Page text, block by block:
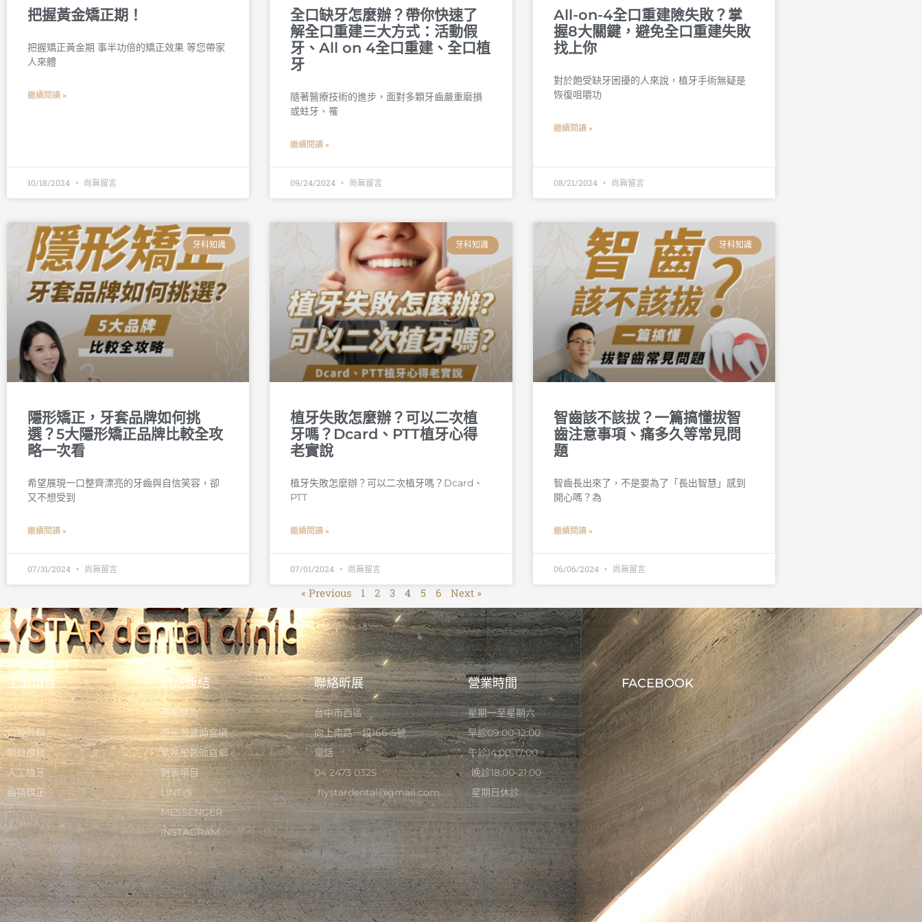
把握黃金矯正期！
把握矯正黃金期 事半功倍的矯正效果 等您帶家
人來體
繼續閱讀 »
10/18/2024 尚無留言
全口缺牙怎麼辦？帶你快速了
解全口重建三大方式：活動假
牙、All on 4全口重建、全口植
牙
隨著醫療技術的進步，面對多顆牙齒嚴重磨損
或蛀牙、罹
繼續閱讀 »
09/24/2024 尚無留言
All-on-4全口重建險失敗？掌
握8大關鍵，避免全口重建失敗
找上你
對於飽受缺牙困擾的人來說，植牙手術無疑是
恢復咀嚼功
繼續閱讀 »
08/21/2024 尚無留言
牙科知識
隱形矯正，牙套品牌如何挑
選？5大隱形矯正品牌比較全攻
略一次看
希望展現一口整齊漂亮的牙齒與自信笑容，卻
又不想受到
繼續閱讀 »
07/31/2024 尚無留言
牙科知識
植牙失敗怎麼辦？可以二次植
牙嗎？Dcard、PTT植牙心得
老實說
植牙失敗怎麼辦？可以二次植牙嗎？Dcard、
PTT
繼續閱讀 »
07/01/2024 尚無留言
牙科知識
智齒該不該拔？一篇搞懂拔智
齒注意事項、痛多久等常見問
題
智齒長出來了，不是要為了「長出智慧」感到
開心嗎？為
繼續閱讀 »
06/06/2024 尚無留言
« Previous 1 2 3 4 5 6 Next »
主治項目
All-on-4
口腔外科
顯微根管
人工植牙
齒顎矯正
網站連結
隱私條款
張元瀚醫師官網
葉映彤醫師官網
列表項目
LINE@
MESSENGER
INSTAGRAM
聯絡昕展
台中市西區
向上南路一段166-5號
電話
04 2473 0325
flystardental@gmail.com
營業時間
星期一至星期六
早診09:00-12:00
午診14:00-17:00
晚診18:00-21:00
星期日休診
FACEBOOK